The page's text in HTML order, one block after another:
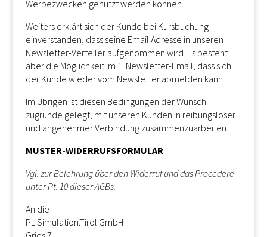
Werbezwecken genutzt werden können.
Weiters erklärt sich der Kunde bei Kursbuchung
einverstanden, dass seine Email Adresse in unseren
Newsletter-Verteiler aufgenommen wird. Es besteht
aber die Möglichkeit im 1. Newsletter-Email, dass sich
der Kunde wieder vom Newsletter abmelden kann.
Im Übrigen ist diesen Bedingungen der Wunsch
zugrunde gelegt, mit unseren Kunden in reibungsloser
und angenehmer Verbindung zusammenzuarbeiten.
MUSTER-WIDERRUFSFORMULAR
Vgl. zur Belehrung über den Widerruf und das Procedere
unter Pt. 10 dieser AGBs.
An die
PL.Simulation.Tirol GmbH